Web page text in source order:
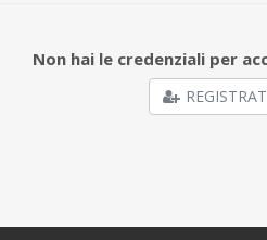
Non hai le credenziali per